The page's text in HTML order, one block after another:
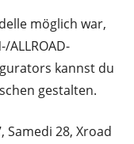
möglich war,
ALLROAD-
kannst du
gestalten.
Samedi 28, Xroad